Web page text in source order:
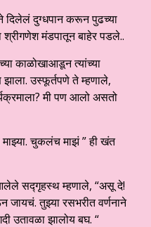
दिलेलं दुग्धपान करून पुढच्या
मंडपातून बाहेर पडले..
काळोखाआडून त्यांच्या
झाला. उस्फूर्तपणे ते म्हणाले,
मी पण आलो असतो
चुकलंच माझं ” ही खंत
आलेले सद्गृहस्थ म्हणाले, “असू दे!
तुझ्या रसभरीत वर्णनाने
उतावळा झालोय बघ. “